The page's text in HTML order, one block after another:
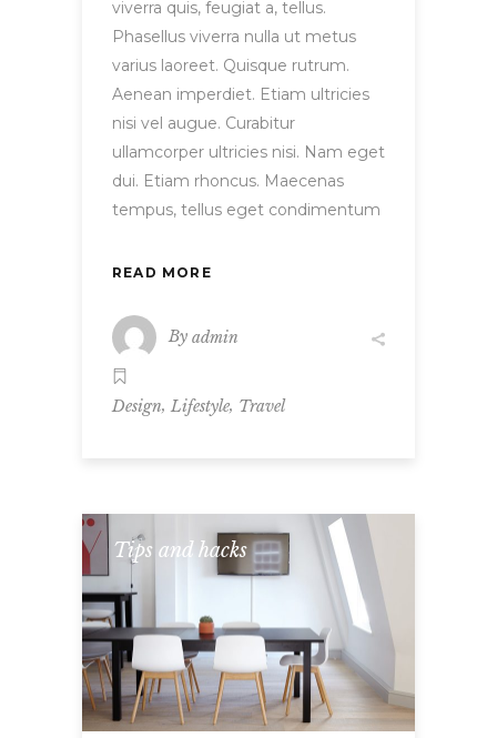
viverra quis, feugiat a, tellus.
Phasellus viverra nulla ut metus
varius laoreet. Quisque rutrum.
Aenean imperdiet. Etiam ultricies
nisi vel augue. Curabitur
ullamcorper ultricies nisi. Nam eget
dui. Etiam rhoncus. Maecenas
tempus, tellus eget condimentum
READ MORE
By admin
Design, Lifestyle, Travel
Tips and hacks